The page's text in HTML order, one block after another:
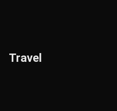
Travel